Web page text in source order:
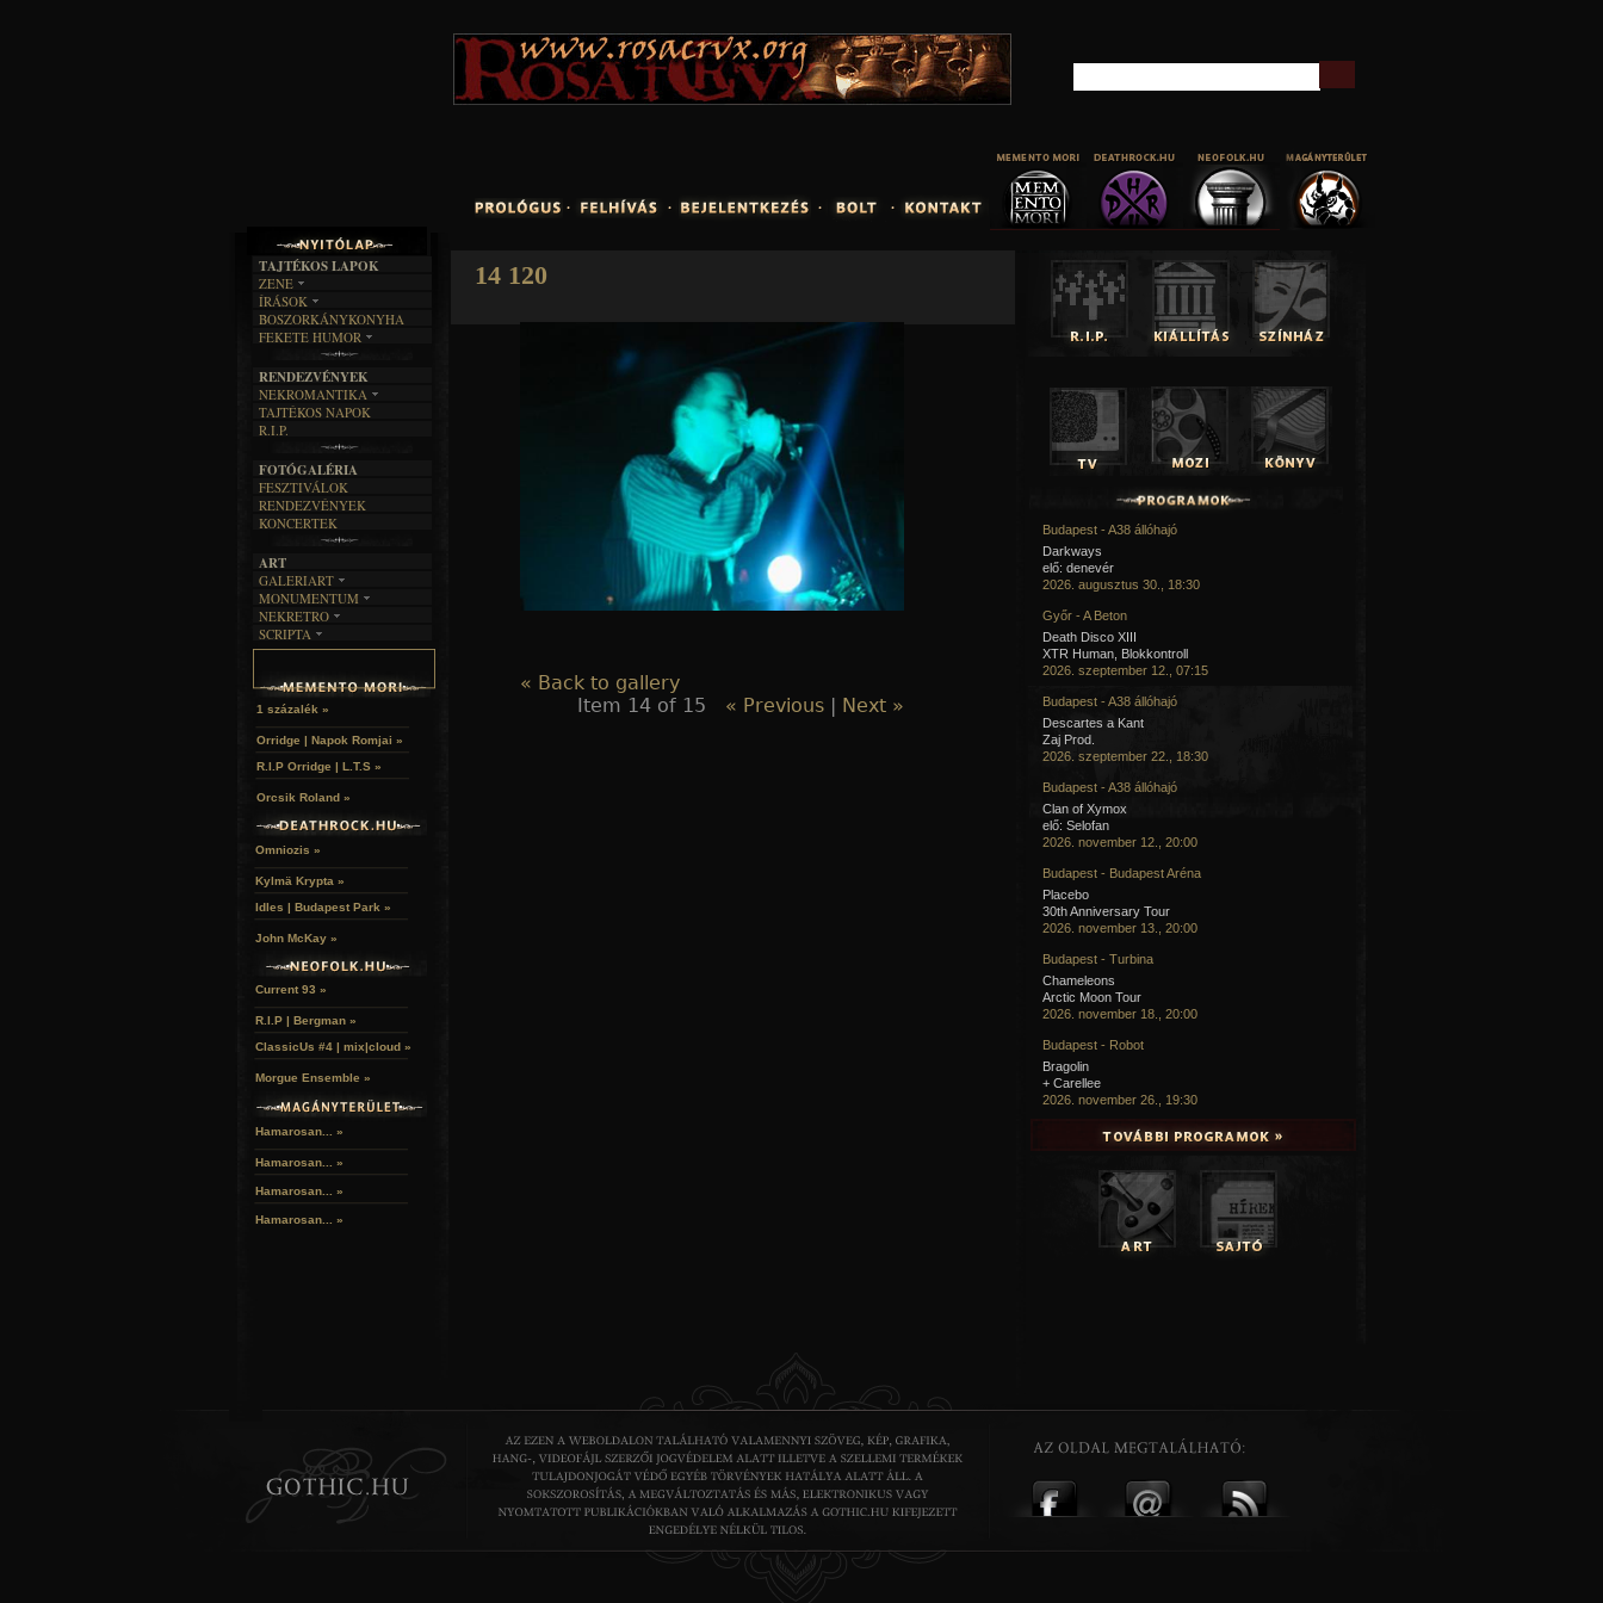
14 120
« Back to gallery
Item 14 of 15
« Previous| Next »
TAJTÉKOS LAPOK
ZENE
EGYÜTTESEK
INTERJÚK
FORDÍTÁSOK
DALSZÖVEGEK
ÍRÁSOK
IRODALOM
FILM
MŰVÉSZET
ÍRÁSTÖRTÉNET
BOSZORKÁNYKONYHA
FEKETE HUMOR
SZÖVEGES
RENDEZVÉNYEK
NEKROMANTIKA
AKTUÁLIS
A MÚLT
TAJTÉKOS NAPOK
R.I.P.
FOTÓGALÉRIA
FESZTIVÁLOK
RENDEZVÉNYEK
KONCERTEK
ART
GALERIART
ARTGALERI
KÉPREGÉNYEK
LAKÁSKULTS
MONUMENTUM
TEMETŐK
TEMPLOMOK
HELYEK
NEKRETRO
SZUBKULT
RELIKVIÁK
SCRIPTA
NOVELLÁK
HALÁLTÁNC
1 százalék »
Orridge | Napok Romjai »
R.I.P Orridge | L.T.S »
Orcsik Roland »
Omniozis »
Kylmä Krypta »
Idles | Budapest Park »
John McKay »
Current 93 »
R.I.P | Bergman »
ClassicUs #4 | mix|cloud »
Morgue Ensemble »
Hamarosan... »
Hamarosan... »
Hamarosan... »
Hamarosan... »
Budapest - A38 állóhajó
Darkways
elő: denevér
2026. augusztus 30., 18:30
Győr - A Beton
Death Disco XIII
XTR Human, Blokkontroll
2026. szeptember 12., 07:15
Budapest - A38 állóhajó
Descartes a Kant
Zaj Prod.
2026. szeptember 22., 18:30
Budapest - A38 állóhajó
Clan of Xymox
elő: Selofan
2026. november 12., 20:00
Budapest - Budapest Aréna
Placebo
30th Anniversary Tour
2026. november 13., 20:00
Budapest - Turbina
Chameleons
Arctic Moon Tour
2026. november 18., 20:00
Budapest - Robot
Bragolin
+ Carellee
2026. november 26., 19:30